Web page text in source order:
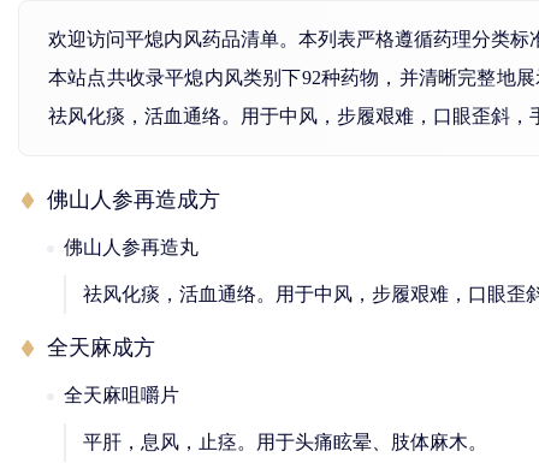
欢迎访问平熄内风药品清单。本列表严格遵循药理分类
本站点共收录平熄内风类别下92种药物，并清晰完整地
祛风化痰，活血通络。用于中风，步履艰难，口眼歪斜
佛山人参再造成方
佛山人参再造丸
祛风化痰，活血通络。用于中风，步履艰难，口眼
全天麻成方
全天麻咀嚼片
平肝，息风，止痉。用于头痛眩晕、肢体麻木。